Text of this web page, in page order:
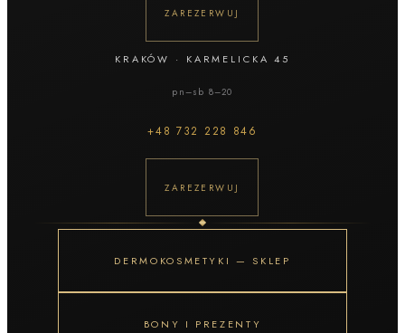
ZAREZERWUJ
KRAKÓW · KARMELICKA 45
pn–sb 8–20
+48732 228 846
ZAREZERWUJ
DERMOKOSMETYKI — SKLEP
BONY I PREZENTY